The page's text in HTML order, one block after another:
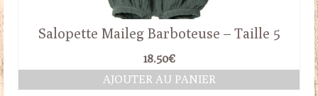
Salopette Maileg Barboteuse – Taille 5
18.50€
AJOUTER AU PANIER